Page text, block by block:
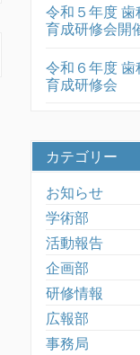
令和５年度
育成研修会開
令和６年度
育成研修会
カテゴリー
お知らせ
学術部
活動報告
企画部
研修情報
広報部
事務局